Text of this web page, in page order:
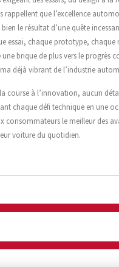
rappellent que l’excellence
le résultat d’une quête
essai, chaque prototype, chaque
une brique de plus vers le progrès
déjà vibrant de l’industrie
course à l’innovation, aucun
chaque défi technique en une
consommateurs le meilleur des
voiture du quotidien.